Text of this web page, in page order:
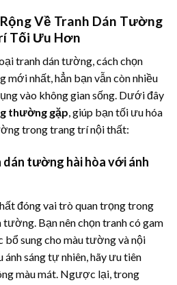
Về Tranh Dán Tường
Tối Ưu Hơn
tranh dán tường, cách chọn
mới nhất, hẳn bạn vẫn còn nhiều
vào không gian sống. Dưới đây
thường gặp, giúp bạn tối ưu hóa
trong trang trí nội thất:
dán tường hài hòa với ánh
đóng vai trò quan trọng trong
Bạn nên chọn tranh có gam
bổ sung cho màu tường và nội
sáng tự nhiên, hãy ưu tiên
màu mát. Ngược lại, trong